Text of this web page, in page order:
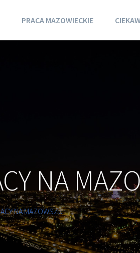
PRACA MAZOWIECKIE
NA
NA MAZOWSZU